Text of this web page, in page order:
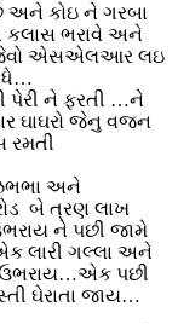
અને કોઇ ને ગરબા
કલાસ ભરાવે અને
જેવો એસએલઆર લઇ
પેરી ને ફરતી …ને
ઘાઘરો જેનુ વજન
રમતી
ઝભભા અને
બે ત્રણ લાખ
ને પછી જામે
ગલ્લા અને
ઉભરાય…એક પછી
ઘેરાતા જાય…